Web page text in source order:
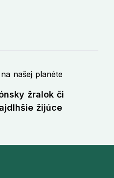
žralok či
žijúce